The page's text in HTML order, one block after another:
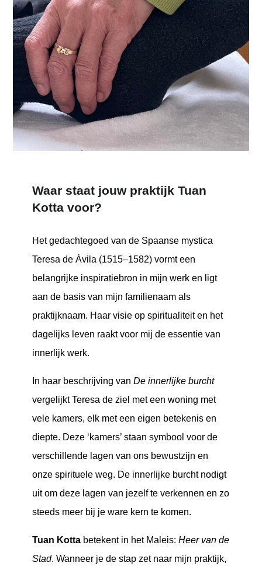
Waar staat jouw praktijk Tuan
Kotta voor?
Het gedachtegoed van de Spaanse mystica
Teresa de Ávila (1515–1582) vormt een
belangrijke inspiratiebron in mijn werk en ligt
aan de basis van mijn familienaam als
praktijknaam. Haar visie op spiritualiteit en het
dagelijks leven raakt voor mij de essentie van
innerlijk werk.
In haar beschrijving van De innerlijke burcht
vergelijkt Teresa de ziel met een woning met
vele kamers, elk met een eigen betekenis en
diepte. Deze ‘kamers’ staan symbool voor de
verschillende lagen van ons bewustzijn en
onze spirituele weg. De innerlijke burcht nodigt
uit om deze lagen van jezelf te verkennen en zo
steeds meer bij je ware kern te komen.
Tuan Kottabetekent in het Maleis: Heer van de
Stad. Wanneer je de stap zet naar mijn praktijk,